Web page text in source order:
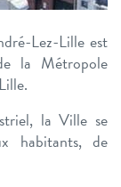
Lez-Lille est
la Métropole
la Ville se
habitants, de